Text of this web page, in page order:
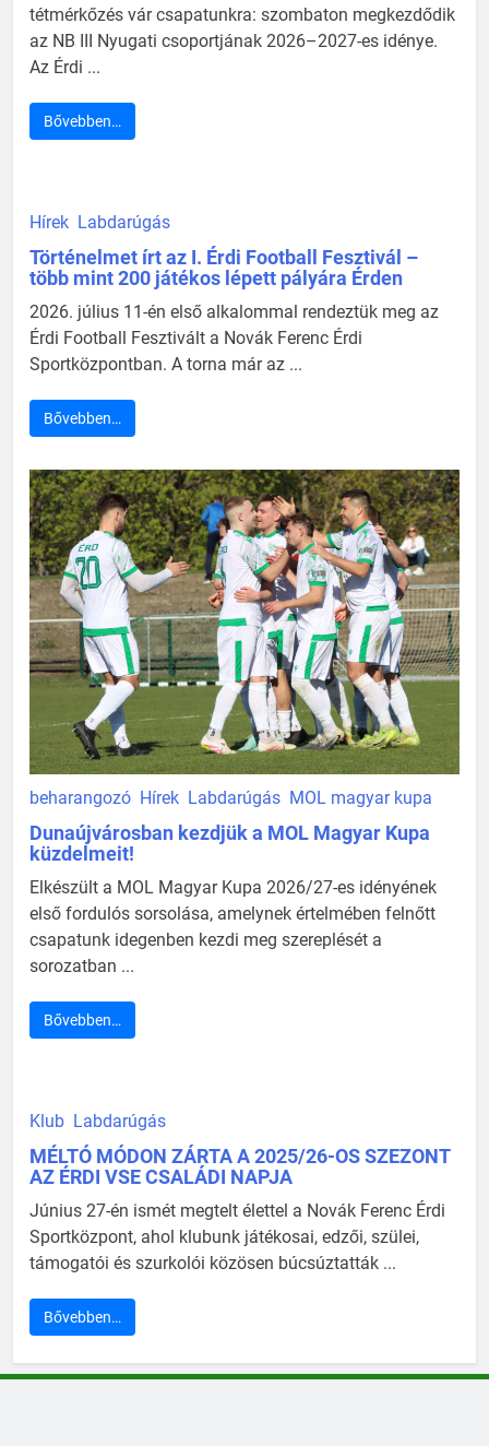
tétmérkőzés vár csapatunkra: szombaton megkezdődik
az NB III Nyugati csoportjának 2026–2027-es idénye.
Az Érdi ...
Bővebben…
Hírek Labdarúgás
Történelmet írt az I. Érdi Football Fesztivál –
több mint 200 játékos lépett pályára Érden
2026. július 11-én első alkalommal rendeztük meg az
Érdi Football Fesztivált a Novák Ferenc Érdi
Sportközpontban. A torna már az ...
Bővebben…
beharangozó Hírek Labdarúgás MOL magyar kupa
Dunaújvárosban kezdjük a MOL Magyar Kupa
küzdelmeit!
Elkészült a MOL Magyar Kupa 2026/27-es idényének
első fordulós sorsolása, amelynek értelmében felnőtt
csapatunk idegenben kezdi meg szereplését a
sorozatban ...
Bővebben…
Klub Labdarúgás
MÉLTÓ MÓDON ZÁRTA A 2025/26-OS SZEZONT
AZ ÉRDI VSE CSALÁDI NAPJA
Június 27-én ismét megtelt élettel a Novák Ferenc Érdi
Sportközpont, ahol klubunk játékosai, edzői, szülei,
támogatói és szurkolói közösen búcsúztatták ...
Bővebben…